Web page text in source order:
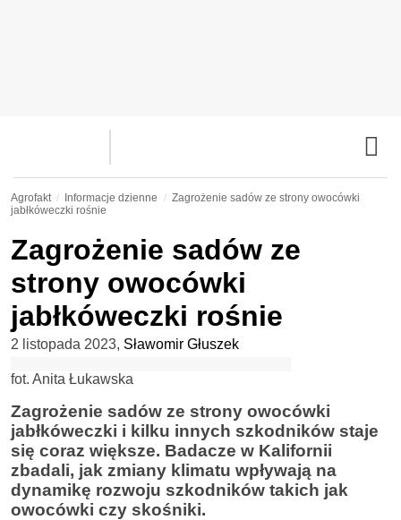
Agrofakt Informacje dzienne
Zagrożenie sadów ze strony owocówki
jabłkóweczki rośnie
Zagrożenie sadów ze
strony owocówki
jabłkóweczki rośnie
2 listopada 2023, Sławomir Głuszek
fot. Anita Łukawska
Zagrożenie sadów ze strony owocówki
jabłkóweczki i kilku innych szkodników staje
się coraz większe. Badacze w Kalifornii
zbadali, jak zmiany klimatu wpływają na
dynamikę rozwoju szkodników takich jak
owocówki czy skośniki.